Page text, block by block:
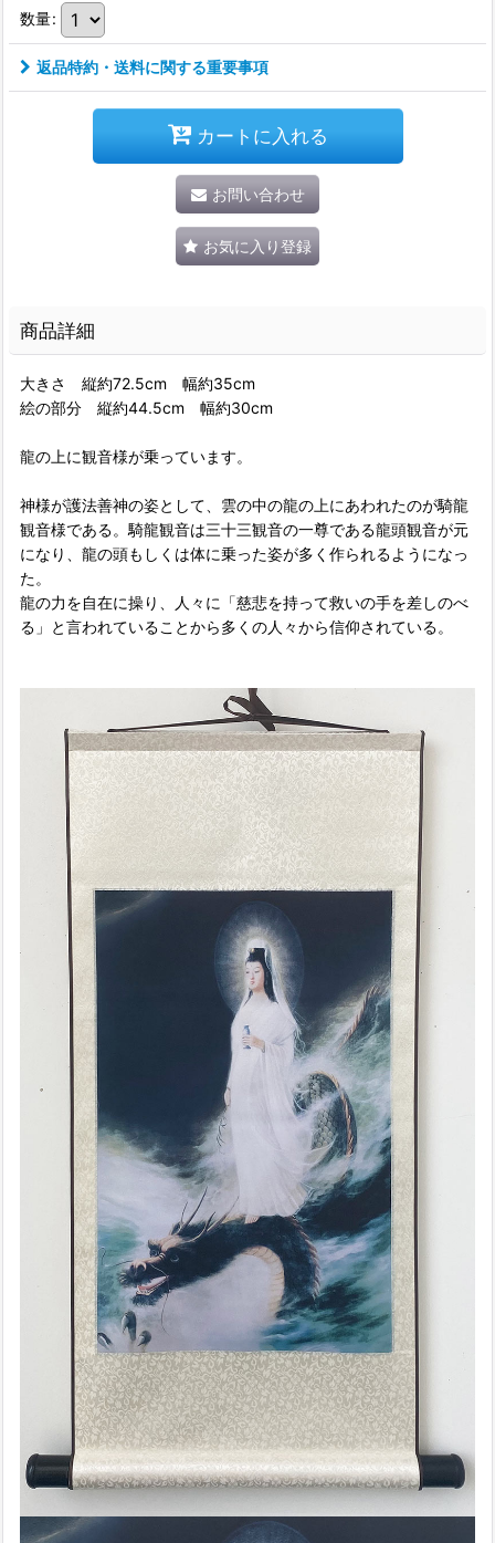
数量:
返品特約・送料に関する重要事項
カートに入れる
お問い合わせ
お気に入り登録
商品詳細
大きさ 縦約72.5cm 幅約35cm
絵の部分 縦約44.5cm 幅約30cm
龍の上に観音様が乗っています。
神様が護法善神の姿として、雲の中の龍の上にあわれたのが騎龍
観音様である。騎龍観音は三十三観音の一尊である龍頭観音が元
になり、龍の頭もしくは体に乗った姿が多く作られるようになっ
た。
龍の力を自在に操り、人々に「慈悲を持って救いの手を差しのべ
る」と言われていることから多くの人々から信仰されている。